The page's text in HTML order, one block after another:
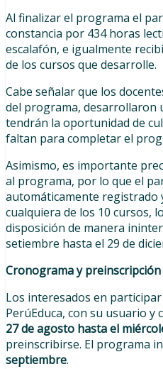
Al finalizar el programa el
constancia por 434 horas
escalafón, e igualmente
de los cursos que desarrolle.
Cabe señalar que los
del programa, desarrollaron
tendrán la oportunidad de
faltan para completar el
Asimismo, es importante
al programa, por lo que el
automáticamente
cualquiera de los 10 cursos,
disposición de manera
setiembre hasta el 29 de
Cronograma y preinscripción
Los interesados en
PerúEduca, con su usuario y
27 de agosto hasta el
preinscribirse. El programa
septiembre.